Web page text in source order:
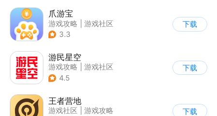
爪游宝
游戏攻略
游戏社区
3.3
下载
游民星空
游戏攻略
游戏社区
4.5
下载
王者营地
游戏社区
游戏攻略
下载